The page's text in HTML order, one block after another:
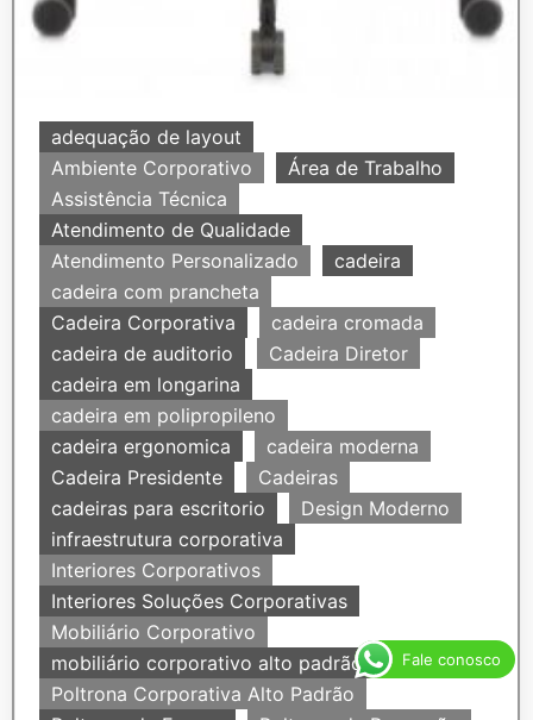
adequação de layout
Ambiente Corporativo
Área de Trabalho
Assistência Técnica
Atendimento de Qualidade
Atendimento Personalizado
cadeira
cadeira com prancheta
Cadeira Corporativa
cadeira cromada
cadeira de auditorio
Cadeira Diretor
cadeira em longarina
cadeira em polipropileno
cadeira ergonomica
cadeira moderna
Cadeira Presidente
Cadeiras
cadeiras para escritorio
Design Moderno
infraestrutura corporativa
Interiores Corporativos
Interiores Soluções Corporativas
Mobiliário Corporativo
mobiliário corporativo alto padrão
Poltrona Corporativa Alto Padrão
Fale conosco